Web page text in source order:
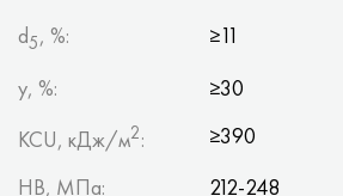
d5, %:
≥11
y, %:
≥30
KCU, кДж/м2:
≥390
HB, МПа:
212-248